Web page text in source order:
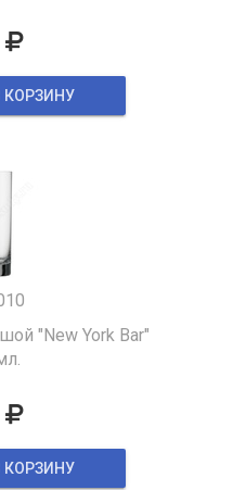
КОРЗИНУ
"New York Bar"
КОРЗИНУ